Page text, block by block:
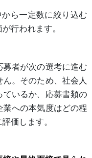
ら一定数に絞り込む
行われます。
者が次の選考に進む
。そのため、社会人
ているか、応募書類の
への本気度はどの程
価します。